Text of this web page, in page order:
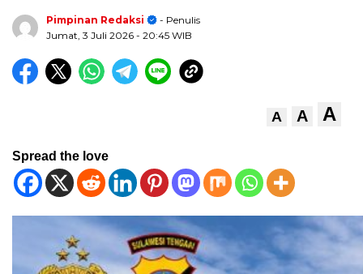
Pimpinan Redaksi
- Penulis
Jumat, 3 Juli 2026 - 20:45 WIB
A A A
Spread the love